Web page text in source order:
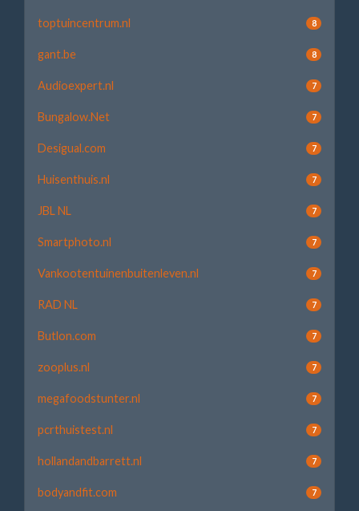
toptuincentrum.nl 8
gant.be 8
Audioexpert.nl 7
Bungalow.Net 7
Desigual.com 7
Huisenthuis.nl 7
JBL NL 7
Smartphoto.nl 7
Vankootentuinenbuitenleven.nl 7
RAD NL 7
Butlon.com 7
zooplus.nl 7
megafoodstunter.nl 7
pcrthuistest.nl 7
hollandandbarrett.nl 7
bodyandfit.com 7